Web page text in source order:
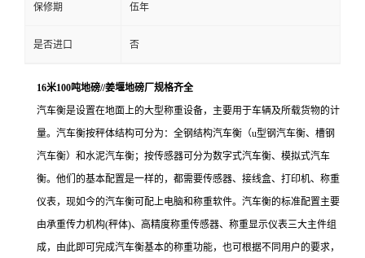
保修期 伍年
是否进口 否
16米100吨地磅//姜堰地磅厂规格齐全
汽车衡是设置在地面上的大型称重设备，主要用于车辆及所载货物的计
量。汽车衡按秤体结构可分为：全钢结构汽车衡（u型钢汽车衡、槽钢
汽车衡）和水泥汽车衡；按传感器可分为数字式汽车衡、模拟式汽车
衡。他们的基本配置是一样的，都需要传感器、接线盒、打印机、称重
仪表，现如今的汽车衡可配上电脑和称重软件。汽车衡的标准配置主要
由承重传力机构(秤体)、高精度称重传感器、称重显示仪表三大主件组
成，由此即可完成汽车衡基本的称重功能，也可根据不同用户的要求，